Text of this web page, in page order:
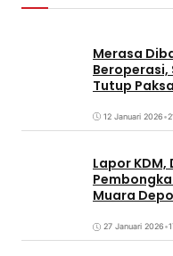
Merasa
Beroperasi,
Tutup
12 Januari 2026•
Lapor
Muara
27 Januari 2026•